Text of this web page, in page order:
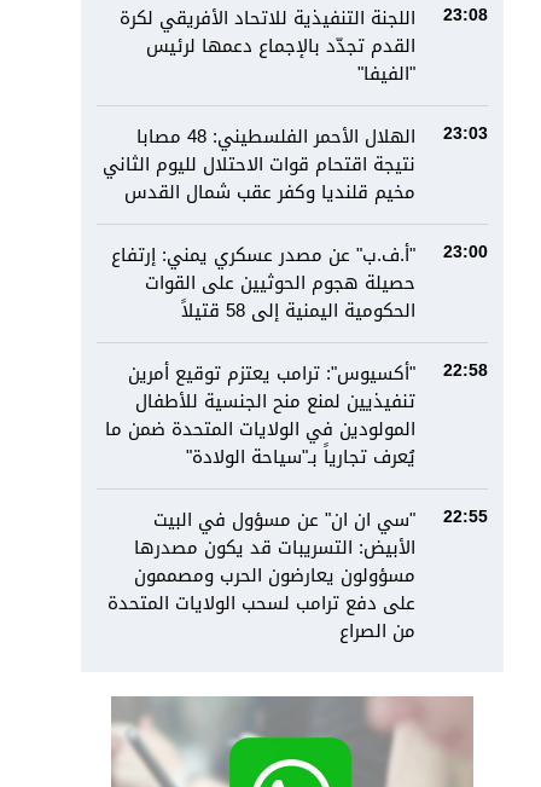
23:08
اللجنة التنفيذية للاتحاد الأفريقي لكرة
القدم تجدّد بالإجماع دعمها لرئيس
"الفيفا"
23:03
الهلال الأحمر الفلسطيني: 48 مصابا
نتيجة اقتحام قوات الاحتلال لليوم الثاني
مخيم قلنديا وكفر عقب شمال القدس
23:00
"أ.ف.ب" عن مصدر عسكري يمني: إرتفاع
حصيلة هجوم الحوثيين على القوات
الحكومية اليمنية إلى 58 قتيلاً
22:58
"أكسيوس": ترامب يعتزم توقيع أمرين
تنفيذيين لمنع منح الجنسية للأطفال
المولودين في الولايات المتحدة ضمن ما
يُعرف تجارياً بـ"سياحة الولادة"
22:55
"سي ان ان" عن مسؤول في البيت
الأبيض: التسريبات قد يكون مصدرها
مسؤولون يعارضون الحرب ومصممون
على دفع ترامب لسحب الولايات المتحدة
من الصراع